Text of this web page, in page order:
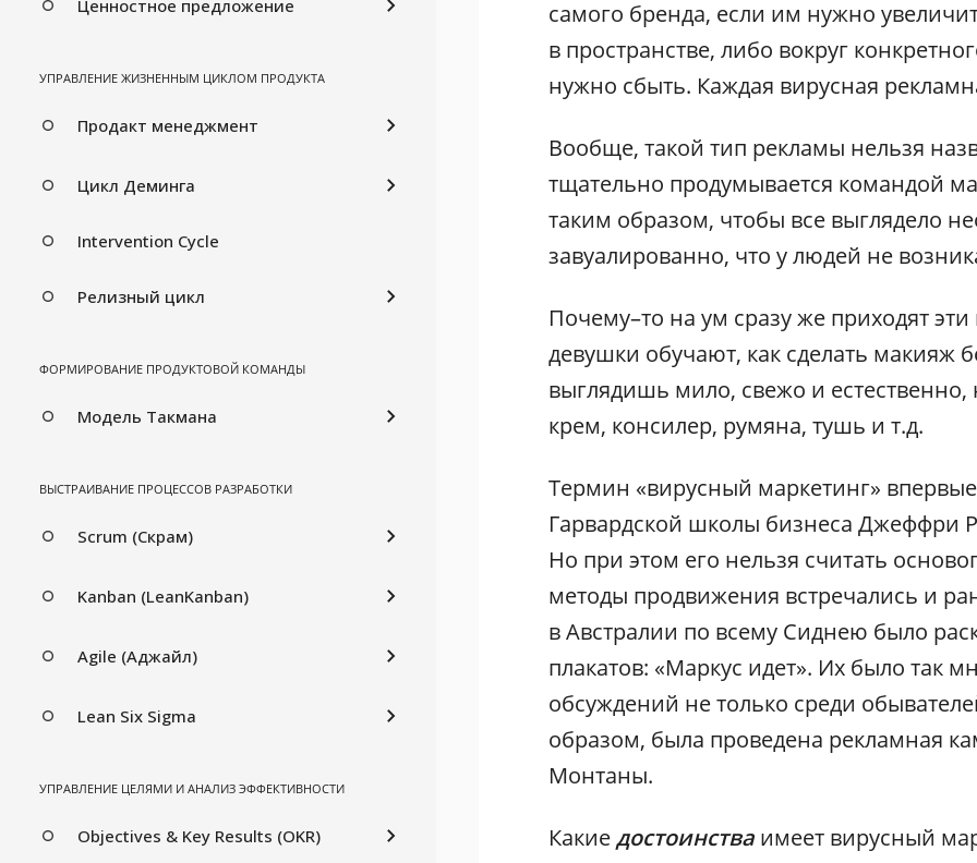
Ценностное предложение
УПРАВЛЕНИЕ ЖИЗНЕННЫМ ЦИКЛОМ ПРОДУКТА
Продакт менеджмент
Цикл Деминга
Intervention Cycle
Релизный цикл
ФОРМИРОВАНИЕ ПРОДУКТОВОЙ КОМАНДЫ
Модель Такмана
ВЫСТРАИВАНИЕ ПРОЦЕССОВ РАЗРАБОТКИ
Scrum (Скрам)
Kanban (LeanKanban)
Agile (Аджайл)
Lean Six Sigma
УПРАВЛЕНИЕ ЦЕЛЯМИ И АНАЛИЗ ЭФФЕКТИВНОСТИ
Objectives & Key Results (OKR)
самого бренда, если им нужно
в пространстве, либо вокруг
нужно сбыть. Каждая вирусная
Вообще, такой тип рекламы нельзя
тщательно продумывается командой
таким образом, чтобы все выглядело
завуалированно, что у людей не
Почему–то на ум сразу же приходят
девушки обучают, как сделать макияж
выглядишь мило, свежо и
крем, консилер, румяна, тушь и т.д.
Термин «вирусный маркетинг»
Гарвардской школы бизнеса Джеффри
Но при этом его нельзя считать
методы продвижения встречались и
в Австралии по всему Сиднею было
плакатов: «Маркус идет». Их было так
обсуждений не только среди
образом, была проведена рекламная
Монтаны.
Какиедостоинства имеет вирусный